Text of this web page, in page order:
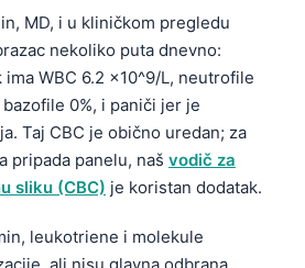
MD, i u kliničkom pregledu
nekoliko puta dnevno:
WBC 6.2 x10^9/L, neutrofile
0%, i paniči jer je
Taj CBC je obično uredan; za
pripada panelu, naš vodič za
sliku (CBC) je koristan dodatak.
leukotriene i molekule